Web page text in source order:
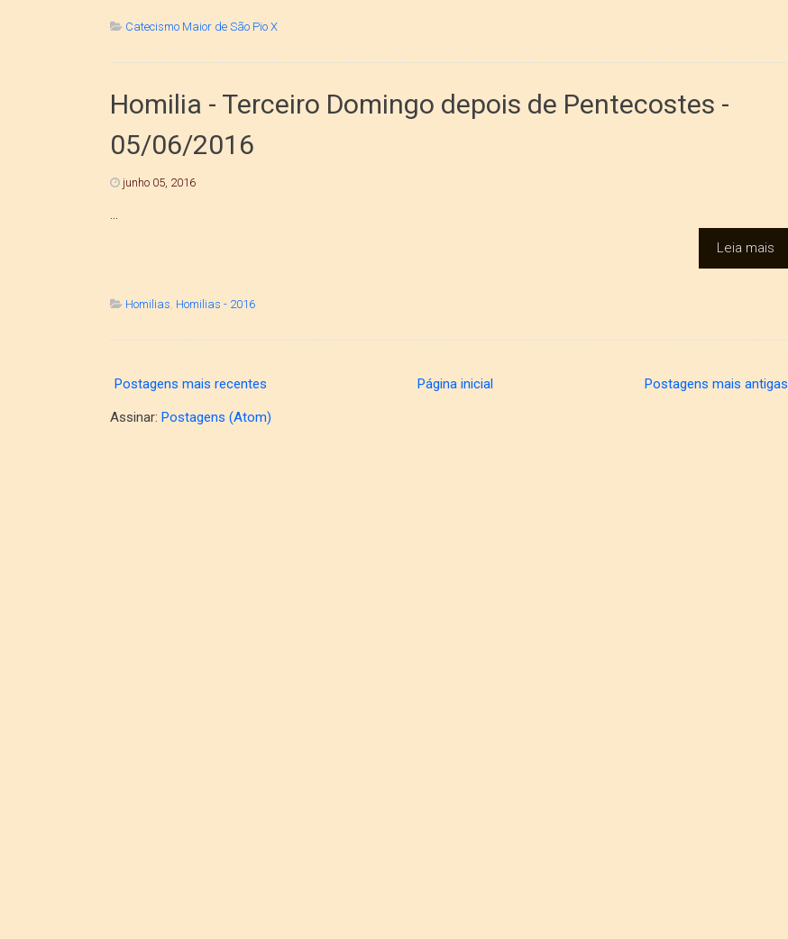
Catecismo Maior de São Pio X
Homilia - Terceiro Domingo depois de Pentecostes -
05/06/2016
junho 05, 2016
Leia mais
Homilias Homilias - 2016
Postagens mais recentes Postagens mais antigas
Página inicial
Assinar: Postagens (Atom)